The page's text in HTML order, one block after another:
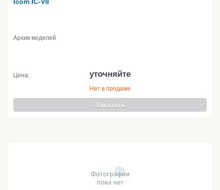
Архив моделей
Цена: уточняйте
Нет в продаже
Заказать